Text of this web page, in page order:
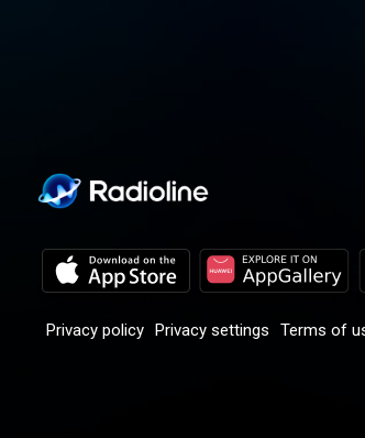
Privacy policy Privacy settings Terms of